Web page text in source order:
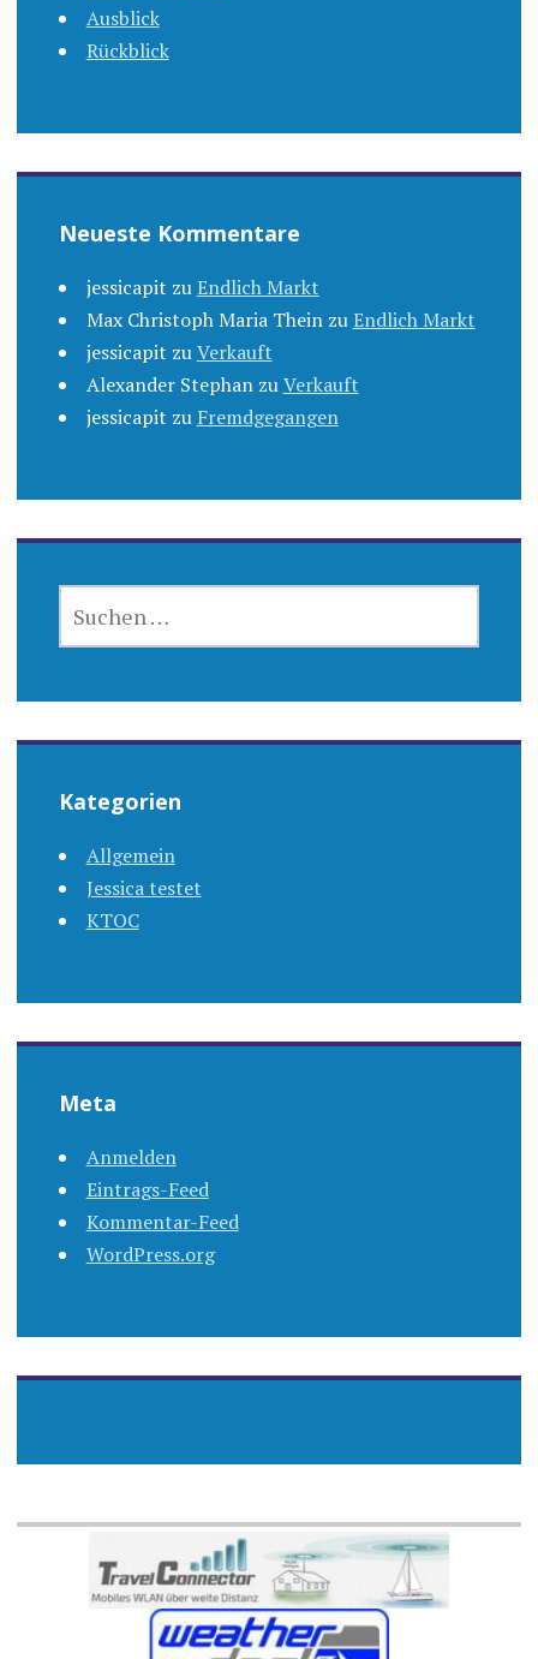
Ausblick
Rückblick
Neueste Kommentare
jessicapit zuEndlich Markt
Max Christoph Maria TheinzuEndlich Markt
jessicapit zuVerkauft
Alexander StephanzuVerkauft
jessicapit zu Fremdgegangen
NACH:
Kategorien
Allgemein
Jessica testet
KTOC
Meta
Anmelden
Eintrags-Feed
Kommentar-Feed
WordPress.org